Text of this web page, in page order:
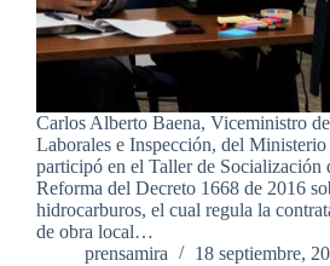
Carlos Alberto Baena, Viceministro
Laborales e Inspección, del Ministerio
participó en el Taller de Socialización
Reforma del Decreto 1668 de 2016
hidrocarburos, el cual regula la
de obra local…
prensamira
18 septiembre,